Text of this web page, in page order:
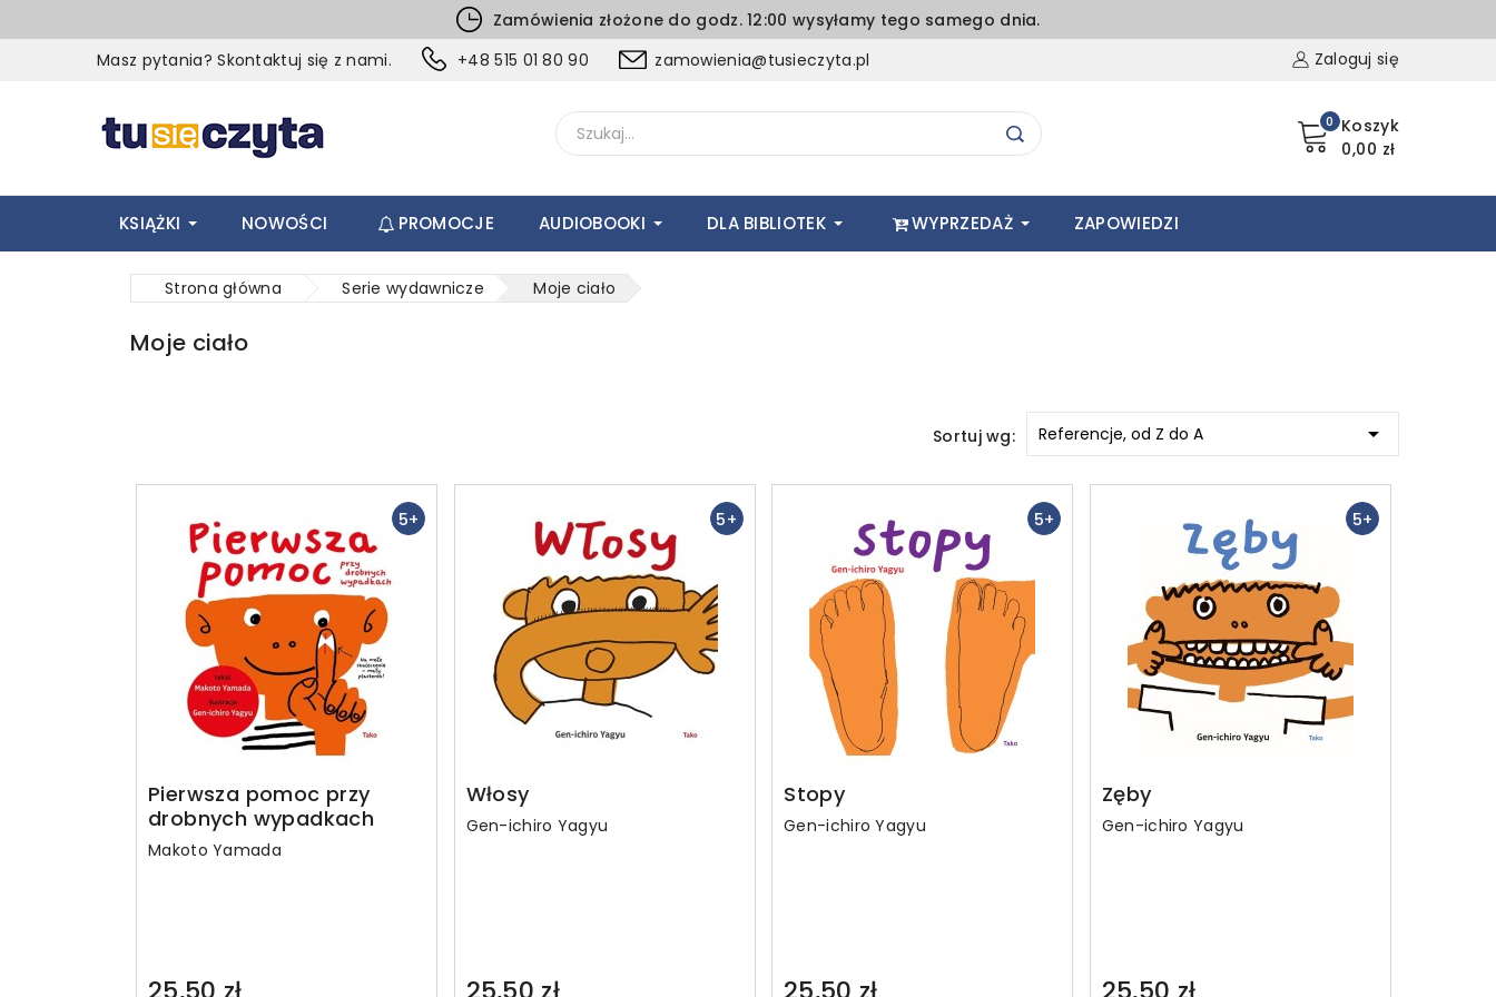
Zamówienia złożone do godz. 12:00 wysyłamy tego samego dnia.
Masz pytania? Skontaktuj się z nami.
+48 515 01 80 90 zamowienia@tusieczyta.pl Zaloguj się
0 Koszyk
0,00 zł
KSIĄŻKI NOWOŚCI PROMOCJE AUDIOBOOKI DLA BIBLIOTEK WYPRZEDAŻ ZAPOWIEDZI
Strona główna Serie wydawnicze Moje ciało
Moje ciało
Sortuj wg: Referencje, od Z do A 
5+
Pierwsza pomoc przy
drobnych wypadkach
Makoto Yamada
5+
Włosy
Gen-ichiro Yagyu
5+
Stopy
Gen-ichiro Yagyu
5+
Zęby
Gen-ichiro Yagyu